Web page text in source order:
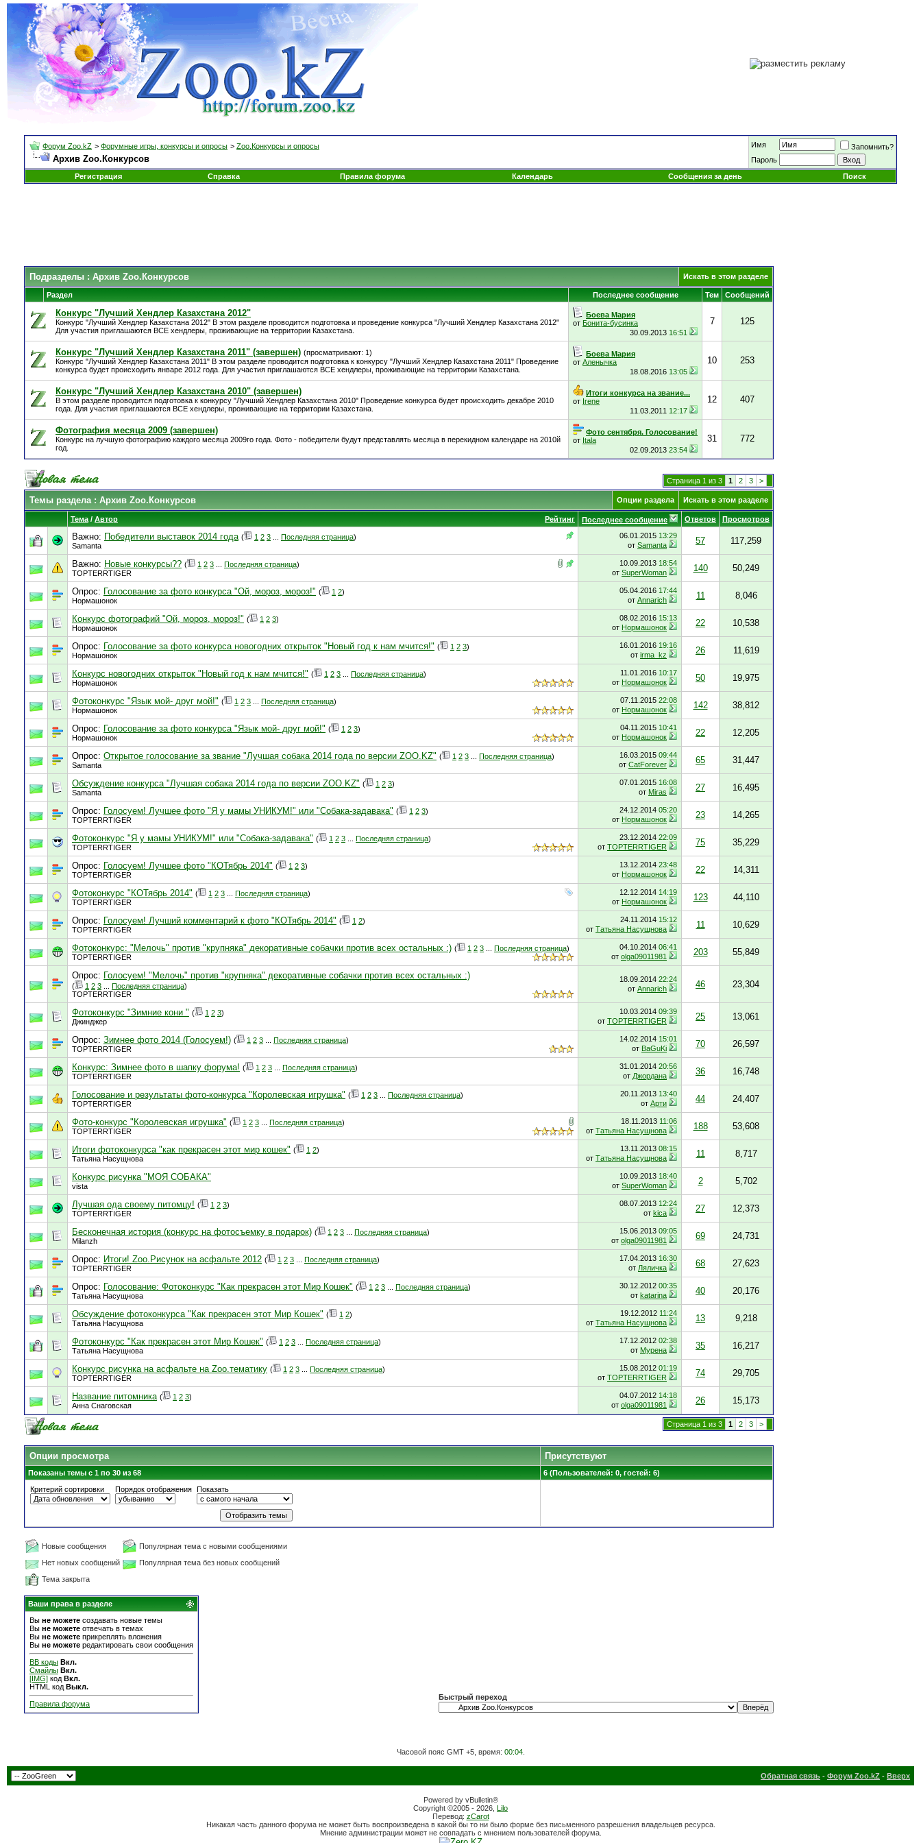
Форум Zoo.kZ > Форумные игры, конкурсы и опросы > Zoo.Конкурсы и опросы
Архив Zoo.Конкурсов
Имя
Запомнить?
Пароль
Регистрация
Справка Правила форума Календарь Сообщения за день Поиск
Подразделы : Архив Zoo.Конкурсов Искать в этом разделе
Раздел Последнее сообщение Тем Сообщений
Конкурс "Лучший Хендлер Казахстана 2012"
Конкурс "Лучший Хендлер Казахстана 2012" В этом разделе проводится подготовка и проведение конкурса "Лучший Хендлер Казахстана 2012"
Для участия приглашаются ВСЕ хендлеры, проживающие на территории Казахстана.
Боева Мария
от Бонита-бусинка
30.09.2013 16:51
7 125
Конкурс "Лучший Хендлер Казахстана 2011" (завершен) (просматривают: 1)
Конкурс "Лучший Хендлер Казахстана 2011" В этом разделе проводится подготовка к конкурсу "Лучший Хендлер Казахстана 2011" Проведение
конкурса будет происходить январе 2012 года. Для участия приглашаются ВСЕ хендлеры, проживающие на территории Казахстана.
Боева Мария
от Аленычка
18.08.2016 13:05
10 253
Конкурс "Лучший Хендлер Казахстана 2010" (завершен)
В этом разделе проводится подготовка к конкурсу "Лучший Хендлер Казахстана 2010" Проведение конкурса будет происходить декабре 2010
года. Для участия приглашаются ВСЕ хендлеры, проживающие на территории Казахстана.
Итоги конкурса на звание...
от Irene
11.03.2011 12:17
12 407
Фотография месяца 2009 (завершен)
Конкурс на лучшую фотографию каждого месяца 2009го года. Фото - победители будут представлять месяца в перекидном календаре на 2010й
год.
Фото сентября. Голосование!
от Itala
02.09.2013 23:54
31 772
Страница 1 из 3 1 2 3 >
Темы раздела: Архив Zoo.Конкурсов Опции раздела Искать в этом разделе
Рейтинг
Тема / Автор Последнее сообщение Ответов Просмотров
Важно: Победители выставок 2014 года ( 1 2 3 Последняя страница)
Samanta
06.01.2015 13:29
от Samanta 57 117,259
Важно: Новые конкурсы?? ( 1 2 3 Последняя страница)
TOPTERRTIGER
10.09.2013 18:54
от SuperWoman 140 50,249
Опрос: Голосование за фото конкурса "Ой, мороз, мороз!" ( 1 2)
Нормашонок
05.04.2016 17:44
от Annarich 11 8,046
Конкурс фотографий "Ой, мороз, мороз!" ( 1 2 3)
Нормашонок
08.02.2016 15:13
от Нормашонок 22 10,538
Опрос: Голосование за фото конкурса новогодних открыток "Новый год к нам мчится!" ( 1 2 3)
Нормашонок
16.01.2016 19:16
от irma_kz 26 11,619
Конкурс новогодних открыток "Новый год к нам мчится!" ( 1 2 3 Последняя страница)
Нормашонок
11.01.2016 10:17
от Нормашонок 50 19,975
Фотоконкурс "Язык мой- друг мой!" ( 1 2 3 Последняя страница)
Нормашонок
07.11.2015 22:08
от Нормашонок 142 38,812
Опрос: Голосование за фото конкурса "Язык мой- друг мой!" ( 1 2 3)
Нормашонок
04.11.2015 10:41
от Нормашонок 22 12,205
Опрос: Открытое голосование за звание "Лучшая собака 2014 года по версии ZOO.KZ" ( 1 2 3 Последняя страница)
Samanta
16.03.2015 09:44
от CatForever 65 31,447
Обсуждение конкурса "Лучшая собака 2014 года по версии ZOO.KZ" ( 1 2 3)
Samanta
07.01.2015 16:08
от Miras 27 16,495
Опрос: Голосуем! Лучшее фото "Я у мамы УНИКУМ!" или "Собака-задавака" ( 1 2 3)
TOPTERRTIGER
24.12.2014 05:20
от Нормашонок 23 14,265
Фотоконкурс "Я у мамы УНИКУМ!" или "Собака-задавака" ( 1 2 3 Последняя страница)
TOPTERRTIGER
23.12.2014 22:09
от TOPTERRTIGER 75 35,229
Опрос: Голосуем! Лучшее фото "КОТябрь 2014" ( 1 2 3)
TOPTERRTIGER
13.12.2014 23:48
от Нормашонок 22 14,311
Фотоконкурс "КОТябрь 2014" ( 1 2 3 Последняя страница)
TOPTERRTIGER
12.12.2014 14:19
от Нормашонок 123 44,110
Опрос: Голосуем! Лучший комментарий к фото "КОТябрь 2014" ( 1 2)
TOPTERRTIGER
24.11.2014 15:12
от Татьяна Насущнова 11 10,629
Фотоконкурс: "Мелочь" против "крупняка" декоративные собачки против всех остальных :) ( 1 2 3 Последняя страница)
TOPTERRTIGER
04.10.2014 06:41
от olga09011981 203 55,849
Опрос: Голосуем! "Мелочь" против "крупняка" декоративные собачки против всех остальных :)
( 1 2 3 Последняя страница)
TOPTERRTIGER
18.09.2014 22:24
от Annarich 46 23,304
Фотоконкурс "Зимние кони " ( 1 2 3)
Джинджер
10.03.2014 09:39
от TOPTERRTIGER 25 13,061
Опрос: Зимнее фото 2014 (Голосуем!) ( 1 2 3 Последняя страница)
TOPTERRTIGER
14.02.2014 15:01
от BaGuKi 70 26,597
Конкурс: Зимнее фото в шапку форума! ( 1 2 3 Последняя страница)
TOPTERRTIGER
31.01.2014 20:56
от Джордана 36 16,748
Голосование и результаты фото-конкурса "Королевская игрушка" ( 1 2 3 Последняя страница)
TOPTERRTIGER
20.11.2013 13:40
от Арти 44 24,407
Фото-конкурс "Королевская игрушка" ( 1 2 3 Последняя страница)
TOPTERRTIGER
18.11.2013 11:06
от Татьяна Насущнова 188 53,608
Итоги фотоконкурса "как прекрасен этот мир кошек" ( 1 2)
Татьяна Насущнова
13.11.2013 08:15
от Татьяна Насущнова 11 8,717
Конкурс рисунка "МОЯ СОБАКА"
vista
10.09.2013 18:40
от SuperWoman 2 5,702
Лучшая ода своему питомцу! ( 1 2 3)
TOPTERRTIGER
08.07.2013 12:24
от kica 27 12,373
Бесконечная история (конкурс на фотосъемку в подарок) ( 1 2 3 Последняя страница)
Milanzh
15.06.2013 09:05
от olga09011981 69 24,731
Опрос: Итоги! Zoo.Рисунок на асфальте 2012 ( 1 2 3 Последняя страница)
TOPTERRTIGER
17.04.2013 16:30
от Ляличка 68 27,623
Опрос: Голосование: Фотоконкурс "Как прекрасен этот Мир Кошек" ( 1 2 3 Последняя страница)
Татьяна Насущнова
30.12.2012 00:35
от katarina 40 20,176
Обсуждение фотоконкурса "Как прекрасен этот Мир Кошек" ( 1 2)
Татьяна Насущнова
19.12.2012 11:24
от Татьяна Насущнова 13 9,218
Фотоконкурс "Как прекрасен этот Мир Кошек" ( 1 2 3 Последняя страница)
Татьяна Насущнова
17.12.2012 02:38
от Мурена 35 16,217
Конкурс рисунка на асфальте на Zoo.тематику ( 1 2 3 Последняя страница)
TOPTERRTIGER
15.08.2012 01:19
от TOPTERRTIGER 74 29,705
Название питомника ( 1 2 3)
Анна Снаговская
04.07.2012 14:18
от olga09011981 26 15,173
Страница 1 из 3 1 2 3 >
Опции просмотра Присутствуют
Показаны темы с 1 по 30 из 68
6 (Пользователей: 0, гостей: 6)
Критерий сортировки
Порядок отображения Показать
Новые сообщения
Популярная тема с новыми сообщениями
Нет новых сообщений
Популярная тема без новых сообщений
Тема закрыта
Ваши права в разделе
Вы не можете создавать новые темы
Вы не можете отвечать в темах
Вы не можете прикреплять вложения
Вы не можете редактировать свои сообщения
BB коды Вкл.
Смайлы Вкл.
[IMG] код Вкл.
HTML код Выкл.
Правила форума
Быстрый переход
Часовой пояс GMT +5, время: 00:04.
Обратная связь - Форум Zoo.kZ - Вверх
Powered by vBulletin®
Copyright ©2005 - 2026, Lilo
Перевод: zCarot
Никакая часть данного форума не может быть воспроизведена в какой бы то ни было форме без письменного разрешения владельцев ресурса.
Мнение администрации может не совпадать с мнением пользователей форума.